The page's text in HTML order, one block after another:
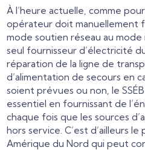
À l’heure actuelle, comme
opérateur doit manuellement
mode soutien réseau au
seul fournisseur d’électricité
réparation de la ligne de
d’alimentation de secours en
soient prévues ou non, le
essentiel en fournissant de
chaque fois que les sources
hors service. C’est d’ailleurs
Amérique du Nord qui peut